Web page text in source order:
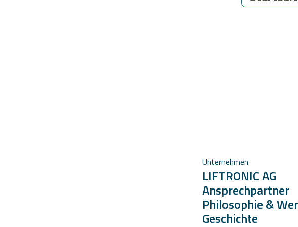
Unternehmen
LIFTRONIC AG
Ansprechpartner
Philosophie &
Geschichte